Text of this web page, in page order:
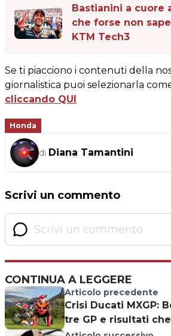
Bastianini a cuore
che forse non
KTM Tech3
Se ti piacciono i contenuti della
giornalistica puoi selezionarla
cliccando QUI
Honda
di Diana Tamantini
Scrivi un commento
CONTINUA A LEGGERE
Articolo precedente
Crisi Ducati MXGP:
tre GP e risultati